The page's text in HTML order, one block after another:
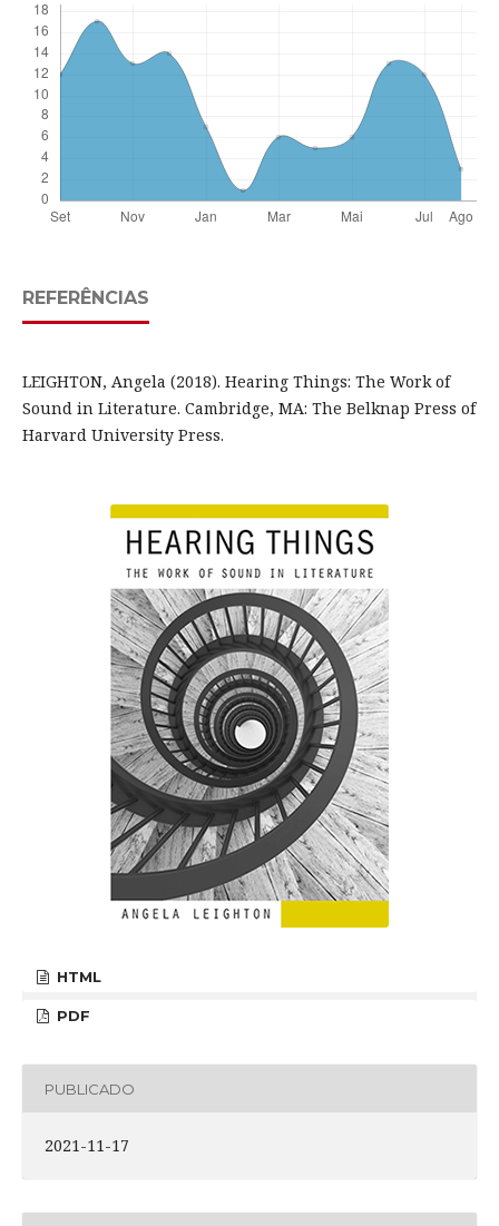
REFERÊNCIAS
LEIGHTON, Angela (2018). Hearing Things: The Work of
Sound in Literature. Cambridge, MA: The Belknap Press of
Harvard University Press.
HTML
PDF
PUBLICADO
2021-11-17